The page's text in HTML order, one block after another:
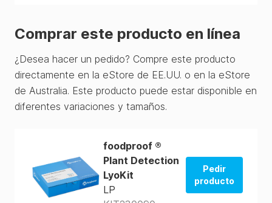
Comprar este producto en línea
¿Desea hacer un pedido? Compre este producto
directamente en la eStore de EE.UU. o en la eStore
de Australia. Este producto puede estar disponible en
diferentes variaciones y tamaños.
foodproof ®
Plant Detection
LyoKit
LP
Pedir
producto